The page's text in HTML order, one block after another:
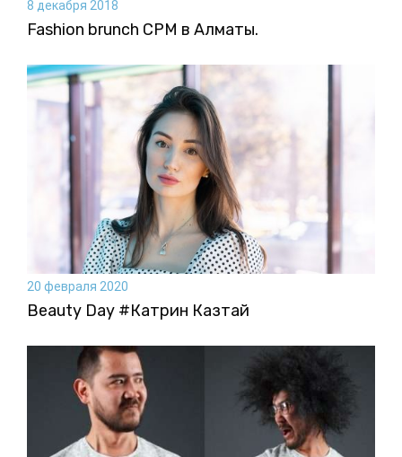
8 декабря 2018
Fashion brunch CPM в Алматы.
20 февраля 2020
Beauty Day #Катрин Казтай